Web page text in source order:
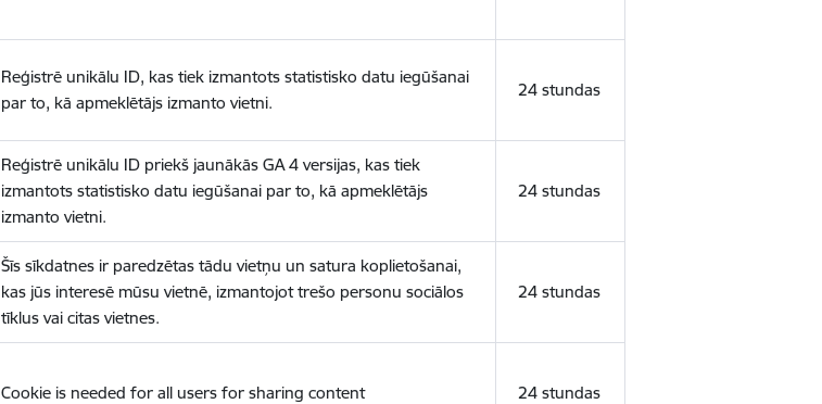
Reģistrē unikālu ID, kas tiek izmantots statistisko datu iegūšanai
par to, kā apmeklētājs izmanto vietni.
24 stundas
Reģistrē unikālu ID priekš jaunākās GA 4 versijas, kas tiek
izmantots statistisko datu iegūšanai par to, kā apmeklētājs
izmanto vietni.
24 stundas
Šīs sīkdatnes ir paredzētas tādu vietņu un satura koplietošanai,
kas jūs interesē mūsu vietnē, izmantojot trešo personu sociālos
tīklus vai citas vietnes.
24 stundas
Cookie is needed for all users for sharing content 24 stundas